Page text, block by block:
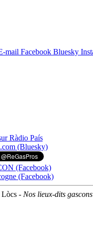
Ràdio País
(Bluesky)
(Facebook)
(Facebook)
- Nos lieux-dits gascons